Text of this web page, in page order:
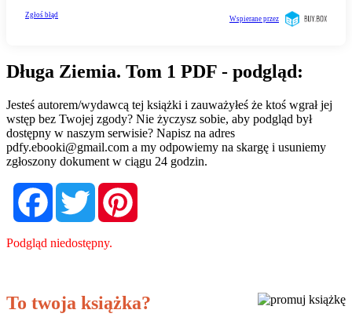
Długa Ziemia. Tom 1 PDF - podgląd:
Jesteś autorem/wydawcą tej książki i zauważyłeś że ktoś wgrał jej
wstęp bez Twojej zgody? Nie życzysz sobie, aby podgląd był
dostępny w naszym serwisie? Napisz na adres
pdfy.ebooki@gmail.com a my odpowiemy na skargę i usuniemy
zgłoszony dokument w ciągu 24 godzin.
FacebookTwitter
Podgląd niedostępny.
To twoja książka?